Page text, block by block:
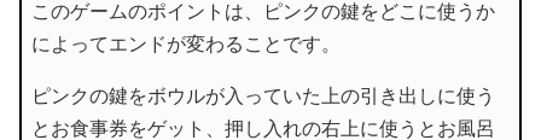
このゲームのポイントは、ピンクの鍵をどこに使うか
によってエンドが変わることです。
ピンクの鍵をボウルが入っていた上の引き出しに使う
とお食事券をゲット、押し入れの右上に使うとお風呂